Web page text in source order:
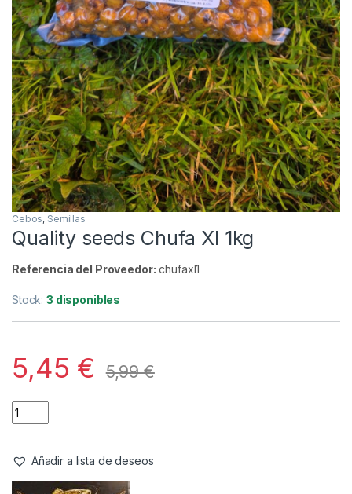
Cebos, Semillas
Quality seeds Chufa Xl 1kg
Referencia del Proveedor: chufaxl1
Stock:3 disponibles
5,45 € 5,99€
Añadir a lista de deseos